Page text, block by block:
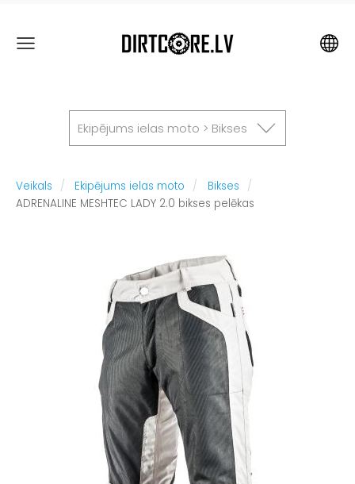
Ekipējums ielas moto > Bikses
Veikals Ekipējums ielas moto
Bikses
ADRENALINE MESHTEC LADY 2.0 bikses pelēkas